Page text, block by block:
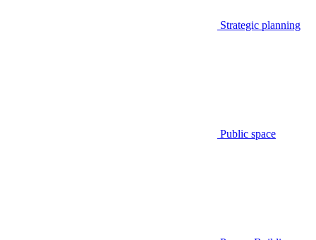
Strategic planning
Public space